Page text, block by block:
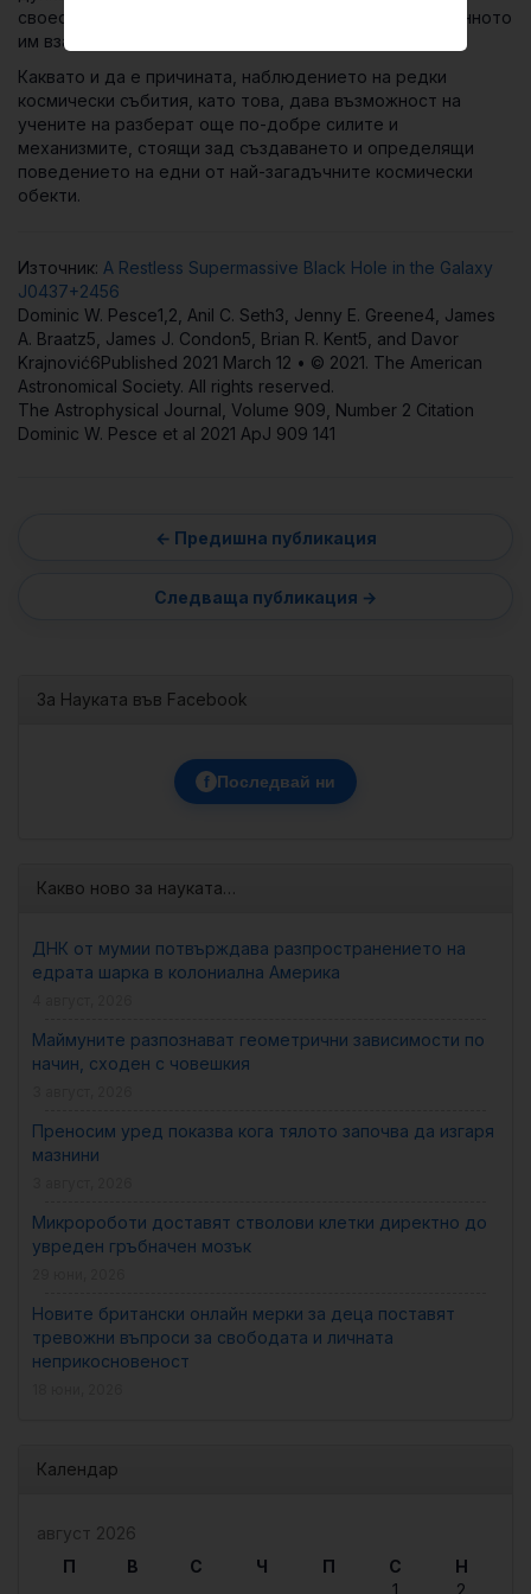
своеобразен космически танц, роден от гравитационното
им взаимодействие.
Каквато и да е причината, наблюдението на редки
космически събития, като това, дава възможност на
учените на разберат още по-добре силите и
механизмите, стоящи зад създаването и определящи
поведението на едни от най-загадъчните космически
обекти.
Източник: A Restless Supermassive Black Hole in the Galaxy
J0437+2456
Dominic W. Pesce1,2, Anil C. Seth3, Jenny E. Greene4, James
A. Braatz5, James J. Condon5, Brian R. Kent5, and Davor
Krajnović6Published 2021 March 12 • © 2021. The American
Astronomical Society. All rights reserved.
The Astrophysical Journal, Volume 909, Number 2 Citation
Dominic W. Pesce et al 2021 ApJ 909 141
За Науката във Facebook
f Последвай ни
Какво ново за науката…
ДНК от мумии потвърждава разпространението на
едрата шарка в колониална Америка
Маймуните разпознават геометрични зависимости по
начин, сходен с човешкия
Преносим уред показва кога тялото започва да изгаря
мазнини
Микророботи доставят стволови клетки директно до
увреден гръбначен мозък
Новите британски онлайн мерки за деца поставят
тревожни въпроси за свободата и личната
неприкосновеност
Календар
август 2026
П
В С Ч П С
Н
1
2